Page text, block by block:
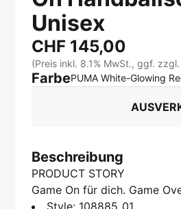
Unisex
CHF 145,00
(Preis inkl. 8.1% MwSt., ggf.
FarbePUMA White-Glowing
Beschreibung
PRODUCT STORY
Game On für dich. Game
stehen. Mit den farblich
Style: 108885_01